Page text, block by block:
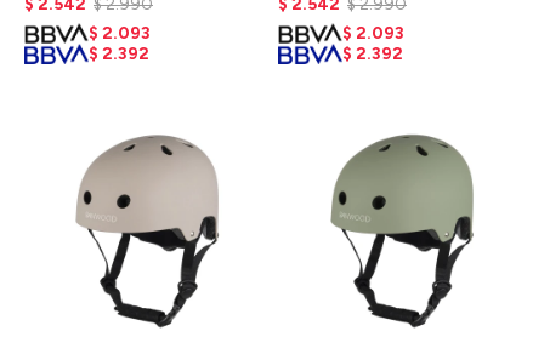
$ 2.542 $2.990
$ 2.093
$ 2.392
$ 2.542 $2.990
$ 2.093
$ 2.392